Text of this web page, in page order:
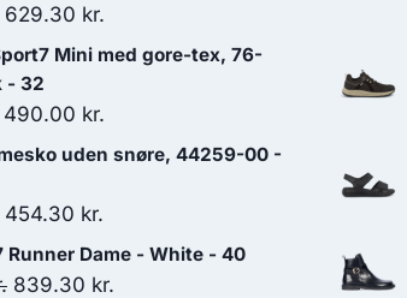
Den
oprindelige
pris
var:
899.00 kr..
629.30 kr.
aktuelle
629.30 kr..
Mini med gore-tex, 76-
- 32
Den
oprindelige
var:
700.00 kr..
490.00 kr.
aktuelle
490.00 kr..
uden snøre, 44259-00 -
Den
oprindelige
pris
454.30 kr.
aktuelle
pris
Runner Dame - White - 40
Den
839.30 kr.